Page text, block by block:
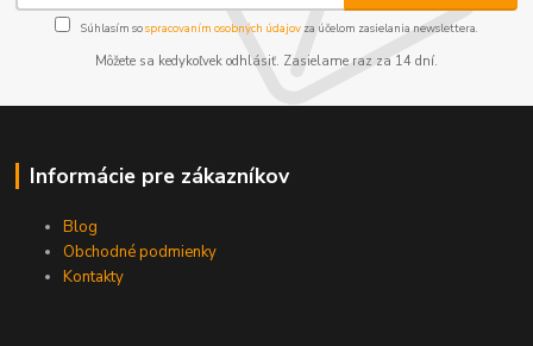
Súhlasím sospracovaním osobných údajov za účelom zasielania newslettera.
Môžete sa kedykoľvek odhlásiť. Zasielame raz za 14 dní.
Informácie pre zákazníkov
Blog
Obchodné podmienky
Kontakty